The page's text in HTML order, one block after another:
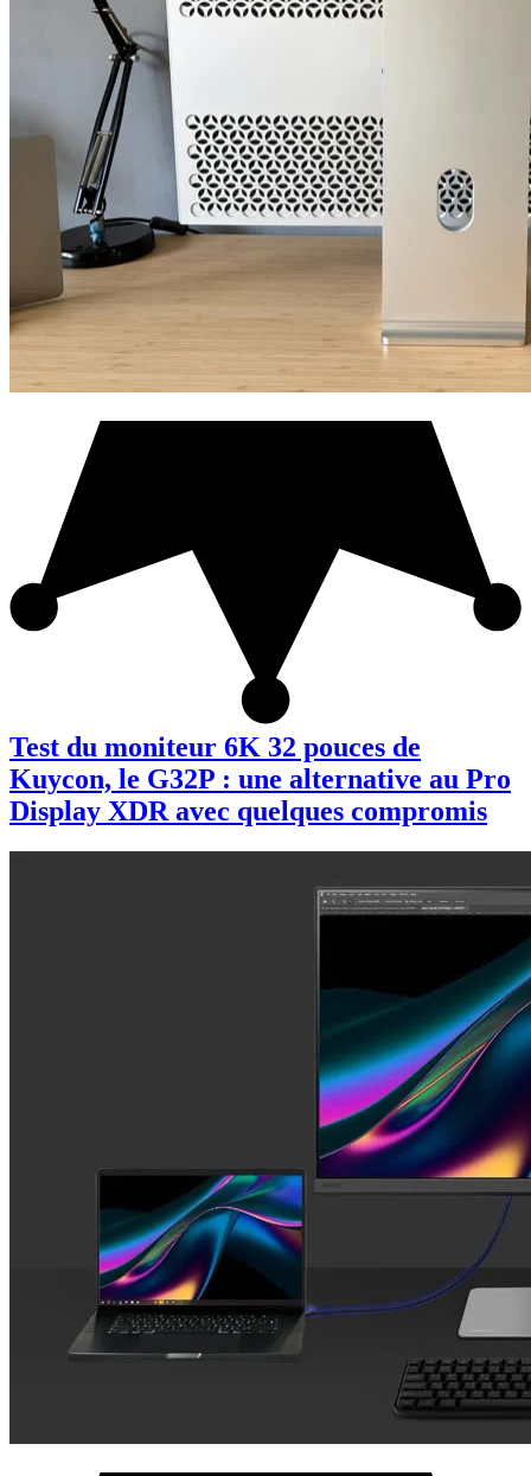
Test du moniteur 6K 32 pouces de
Kuycon, le G32P : une alternative au Pro
Display XDR avec quelques compromis